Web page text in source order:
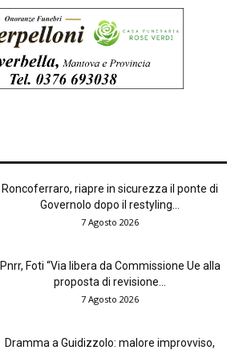
Roncoferraro, riapre in sicurezza il ponte di
Governolo dopo il restyling...
7 Agosto 2026
Pnrr, Foti “Via libera da Commissione Ue alla
proposta di revisione...
7 Agosto 2026
Dramma a Guidizzolo: malore improvviso,